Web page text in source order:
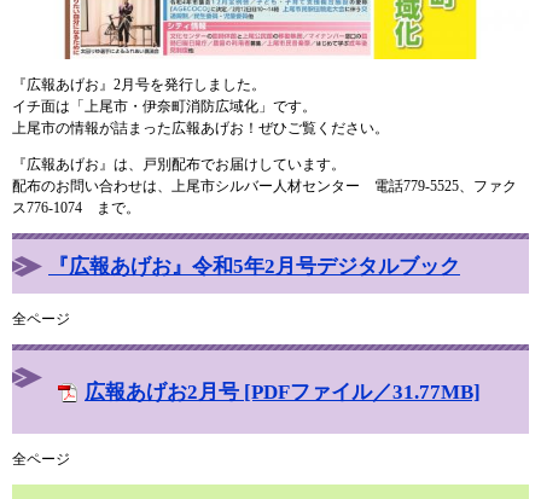
『広報あげお』2月号を発行しました。
イチ面は「上尾市・伊奈町消防広域化」です。
上尾市の情報が詰まった広報あげお！ぜひご覧ください。
『広報あげお』は、戸別配布でお届けしています。
配布のお問い合わせは、上尾市シルバー人材センター 電話779-5525、ファク
ス776-1074 まで。
『広報あげお』令和5年2月号デジタルブック
全ページ
広報あげお2月号 [PDFファイル／31.77MB]
全ページ